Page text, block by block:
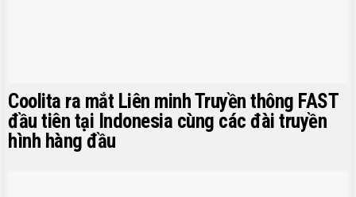
Coolita ra mắt Liên minh Truyền thông FAST
đầu tiên tại Indonesia cùng các đài truyền
hình hàng đầu